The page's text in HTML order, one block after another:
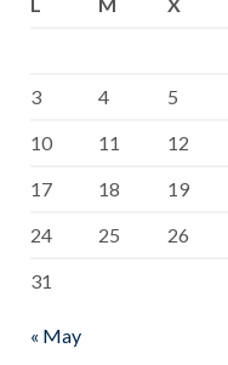
3
4 5
10
11 12
17
18 19
24
25 26
31
« May